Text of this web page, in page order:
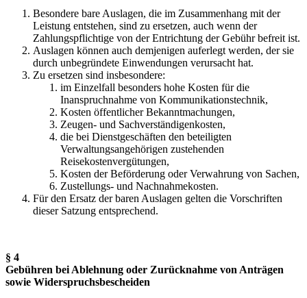
Besondere bare Auslagen, die im Zusammenhang mit der
Leistung entstehen, sind zu ersetzen, auch wenn der
Zahlungspflichtige von der Entrichtung der Gebühr befreit ist.
Auslagen können auch demjenigen auferlegt werden, der sie
durch unbegründete Einwendungen verursacht hat.
Zu ersetzen sind insbesondere:
im Einzelfall besonders hohe Kosten für die
Inanspruchnahme von Kommunikationstechnik,
Kosten öffentlicher Bekanntmachungen,
Zeugen- und Sachverständigenkosten,
die bei Dienstgeschäften den beteiligten
Verwaltungsangehörigen zustehenden
Reisekostenvergütungen,
Kosten der Beförderung oder Verwahrung von Sachen,
Zustellungs- und Nachnahmekosten.
Für den Ersatz der baren Auslagen gelten die Vorschriften
dieser Satzung entsprechend.
§ 4
Gebühren bei Ablehnung oder Zurücknahme von Anträgen
sowie Widerspruchsbescheiden